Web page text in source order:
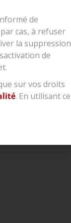
légales
de
cas, à refuser
la suppression
de
sur vos droits
. En utilisant ce